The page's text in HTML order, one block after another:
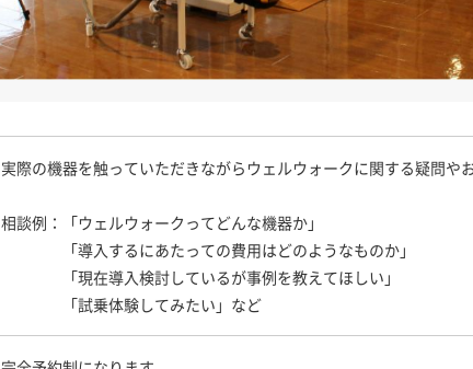
実際の機器を触っていただきながらウェルウォークに関する疑問や
相談例：「ウェルウォークってどんな機器か」
「導入するにあたっての費用はどのようなものか」
「現在導入検討しているが事例を教えてほしい」
「試乗体験してみたい」など